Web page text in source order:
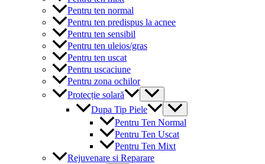
Pentru ten normal
Pentru ten predispus la acnee
Pentru ten sensibil
Pentru ten uleios/gras
Pentru ten uscat
Pentru uscaciune
Pentru zona ochilor
Protecție solară
Menu
Toggle
Dupa Tip Piele
Menu
Toggle
Pentru Ten Normal
Pentru Ten Uscat
Pentru Ten Mixt
Rejuvenare si Reparare